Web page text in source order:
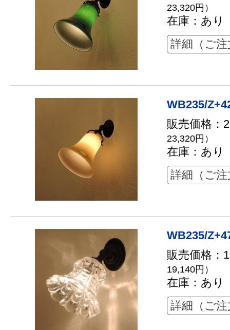
23,320円）
在庫：あり
詳細（ご
WB235/
販売価格：
23,320円）
在庫：あり
詳細（ご
WB235/
販売価格：
19,140円）
在庫：あり
詳細（ご